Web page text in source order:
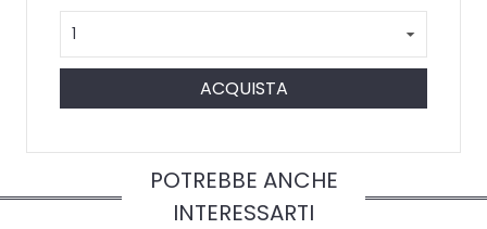
ACQUISTA
POTREBBE ANCHE
INTERESSARTI